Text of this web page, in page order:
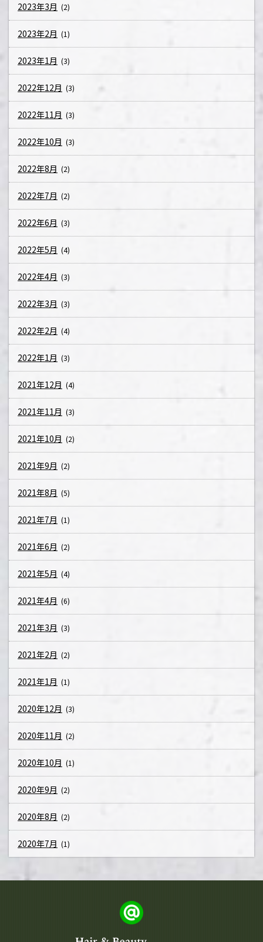
2023年3月 (2)
2023年2月 (1)
2023年1月 (3)
2022年12月 (3)
2022年11月 (3)
2022年10月 (3)
2022年8月 (2)
2022年7月 (2)
2022年6月 (3)
2022年5月 (4)
2022年4月 (3)
2022年3月 (3)
2022年2月 (4)
2022年1月 (3)
2021年12月 (4)
2021年11月 (3)
2021年10月 (2)
2021年9月 (2)
2021年8月 (5)
2021年7月 (1)
2021年6月 (2)
2021年5月 (4)
2021年4月 (6)
2021年3月 (3)
2021年2月 (2)
2021年1月 (1)
2020年12月 (3)
2020年11月 (2)
2020年10月 (1)
2020年9月 (2)
2020年8月 (2)
2020年7月 (1)